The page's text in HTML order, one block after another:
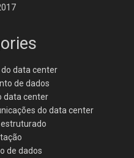
data center
de dados
data center
do data center
de dados